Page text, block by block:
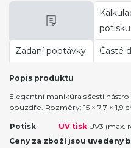
potisku
Zadaní poptávky Časté
Popis produktu
Elegantní manikúra s šesti
pouzdře. Rozměry: 15 × 7,7 × 1,9
Potisk UV tisk UV3 (max.
Ceny za zboží jsou uvedeny